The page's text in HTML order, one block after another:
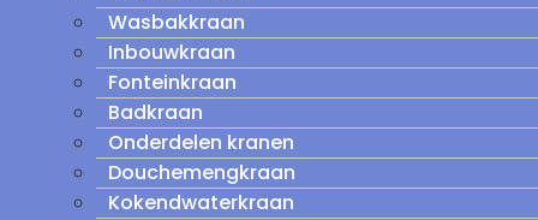
Wasbakkraan
Inbouwkraan
Fonteinkraan
Badkraan
Onderdelen kranen
Douchemengkraan
Kokendwaterkraan